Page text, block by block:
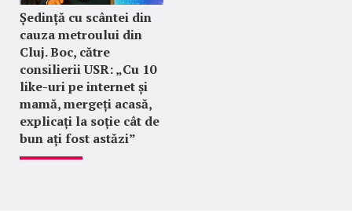
Ședință cu scântei din
cauza metroului din
Cluj. Boc, către
consilierii USR: „Cu 10
like-uri pe internet și
mamă, mergeți acasă,
explicați la soție cât de
bun ați fost astăzi”